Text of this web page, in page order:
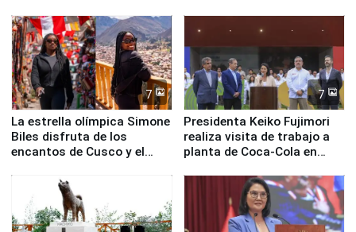
7
La estrella olímpica Simone
Biles disfruta de los
encantos de Cusco y el
7
Presidenta Keiko Fujimori
realiza visita de trabajo a
planta de Coca-Cola en